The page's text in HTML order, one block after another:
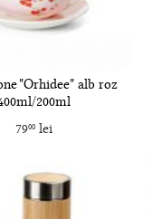
"Orhidee" alb roz
200ml
7900lei